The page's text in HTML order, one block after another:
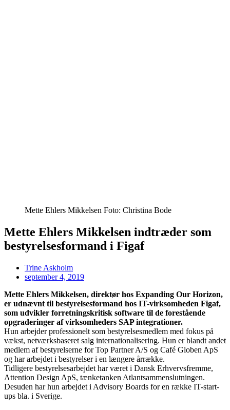
Mette Ehlers Mikkelsen Foto: Christina Bode
Mette Ehlers Mikkelsen indtræder som
bestyrelsesformand i Figaf
Trine Askholm
september 4, 2019
Mette Ehlers Mikkelsen, direktør hos Expanding Our Horizon,
er udnævnt til bestyrelsesformand hos IT-virksomheden Figaf,
som udvikler forretningskritisk software til de forestående
opgraderinger af virksomheders SAP integrationer.
Hun arbejder professionelt som bestyrelsesmedlem med fokus på
vækst, netværksbaseret salg internationalisering. Hun er blandt andet
medlem af bestyrelserne for Top Partner A/S og Café Globen ApS
og har arbejdet i bestyrelser i en længere årrække.
Tidligere bestyrelsesarbejdet har været i Dansk Erhvervsfremme,
Attention Design ApS, tænketanken Atlantsammenslutningen.
Desuden har hun arbejdet i Advisory Boards for en række IT-start-
ups bla. i Sverige.